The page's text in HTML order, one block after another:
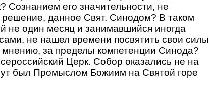
Сознанием его значительности, не
данное Свят. Синодом? В таком
не один месяц и занимавшийся иногда
не нашел времени посвятить свои силы
за пределы компетенции Синода?
Церк. Собор оказались не на
был Промыслом Божиим на Святой горе